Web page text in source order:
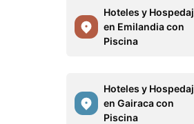
Hoteles y
en Emilandia con
Piscina
Hoteles y
en Gairaca con
Piscina